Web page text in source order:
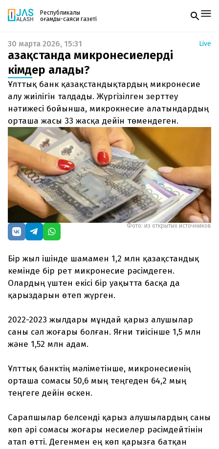
Республикалық
қоғамдық-саяси газеті
Жаңалықтар
Спорт
Live
Руханият
Аймақ
Архив
Заң және тәртіп
Редакциямен байланыс
+7 708 604 51 06
Жарнама бөлімі
+7 701 220 64 52
Пошта
zhasalash100@gmail.com
Газетке жазылу
PDF форматтағы газетті ай сайын электронды
поштаңызға алып отырыңыз. Жаңа нөмір
шыққан сәтте сізге бірден жіберіледі. Тек email
енгізіңіз, біз қалғанын өзіміз жібереміз.
30 марта 2026, 15:31 Live
Қазақстанда микронесиелерді
кімдер алады?
Ұлттық банк қазақстандықтардың микронесие
алу жиілігін талдады. Жүргізілген зерттеу
нәтижесі бойынша, микрокнесие алатындардың
орташа жасы 33 жасқа дейін төмендеген.
Фото: из открытых источников
Бір жыл ішінде шамамен 1,2 млн қазақстандық
кемінде бір рет микронесие рәсімдеген.
Олардың үштен екісі бір уақытта басқа да
қарыздарын өтеп жүрген.
2022-2023 жылдары мұндай қарыз алушылар
саны сәл жоғары болған. Яғни тиісінше 1,5 млн
және 1,52 млн адам.
Ұлттық банктің мәліметінше, микронесиенің
орташа сомасы 50,6 мың теңгеден 64,2 мың
теңгеге дейін өскен.
Сарапшылар белсенді қарыз алушылардың саны
көп әрі сомасы жоғары несиелер рәсімдейтінін
атап өтті. Дегенмен ең көп қарызға батқан